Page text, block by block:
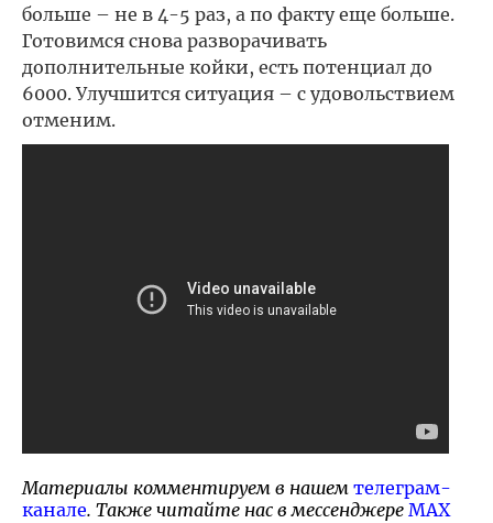
больше – не в 4-5 раз, а по факту еще больше.
Готовимся снова разворачивать
дополнительные койки, есть потенциал до
6000. Улучшится ситуация – с удовольствием
отменим.
Материалы комментируем в нашем телеграм-
канале. Также читайте нас в мессенджере MAX